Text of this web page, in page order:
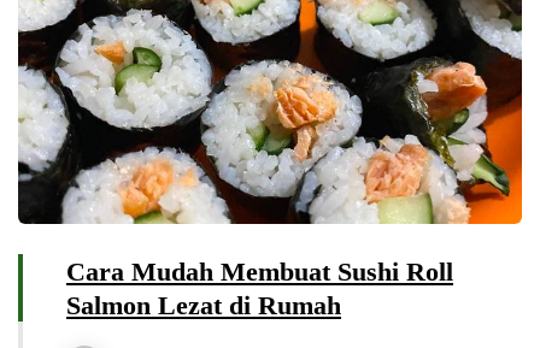
Cara Mudah Membuat Sushi Roll
Salmon Lezat di Rumah